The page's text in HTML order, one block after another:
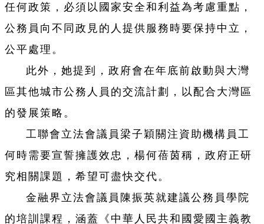
任何政策，必須以國家安全和利益為考慮重點，
公務員向不同政見的人提供服務時要保持中立，
公平處理。
此外，她提到，政府會在年底前啟動與大灣
區其他城市公務人員的交流計劃，以配合大灣區
的發展策略。
工聯會立法會議員梁子穎關注資助機構員工
何時需要宣誓擁護效忠，楊何蓓茵稱，政府正研
究相關課題，希望可盡快交代。
金融界立法會議員陳振英就建議公務員學院
的培訓課程，涵蓋《中華人民共和國愛國主義教